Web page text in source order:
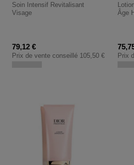
Soin Intensif Revitalisant
Visage
Prix promotionnel
79,12 €
Prix de vente conseillé 105,50 €
Âge
Prix
Prix